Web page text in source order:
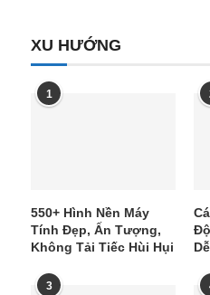
XU HƯỚNG
1
550+ Hình Nền Máy
Tính Đẹp, Ấn Tượng,
Không Tải Tiếc Hùi Hụi
3